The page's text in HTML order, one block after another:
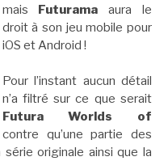
mais Futurama aura le
droit à son jeu mobile pour
iOS et Android !
Pour l’instant aucun détail
n’a filtré sur ce que serait
Futura Worlds of
qu’une partie des
originale ainsi que la